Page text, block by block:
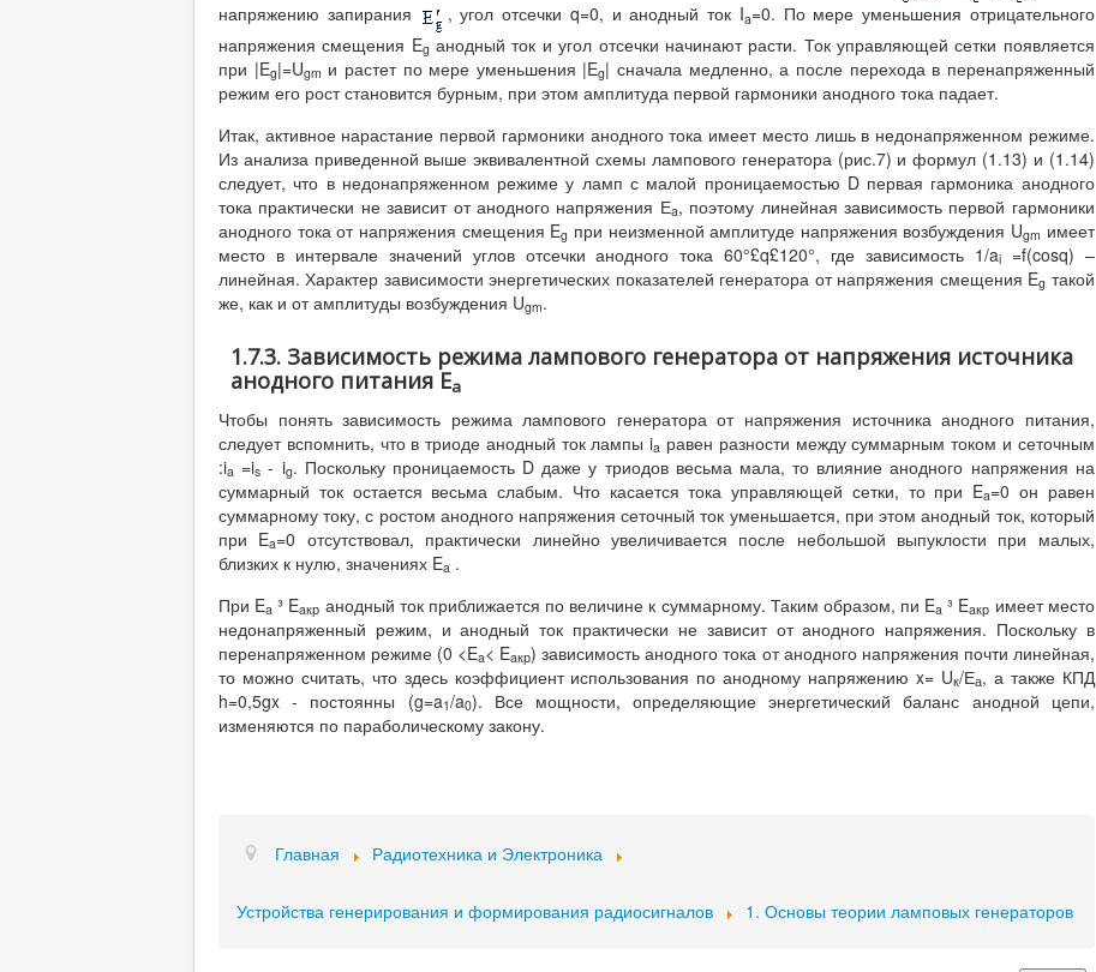
напряжению запирания
, угол отсечки q=0, и анодный ток Ia=0. По мере уменьшения отрицательного
напряжения смещения Egанодный ток и угол отсечки начинают расти. Ток управляющей сетки появляется
при |Eg|=Ugm и растет по мере уменьшения |Eg| сначала медленно, а после перехода в перенапряженный
режим его рост становится бурным, при этом амплитуда первой гармоники анодного тока падает.
Итак, активное нарастание первой гармоники анодного тока имеет место лишь в недонапряженном режиме.
Из анализа приведенной выше эквивалентной схемы лампового генератора (рис.7) и формул (1.13) и (1.14)
следует, что в недонапряженном режиме у ламп с малой проницаемостью D первая гармоника анодного
тока практически не зависит от анодного напряжения Еa, поэтому линейная зависимость первой гармоники
анодного тока от напряжения смещения Eg при неизменной амплитуде напряжения возбуждения Ugm имеет
место в интервале значений углов отсечки анодного тока 60°£q£120°, где зависимость 1/ai=f(cosq) –
линейная. Характер зависимости энергетических показателей генератора от напряжения смещения Eg такой
же, как и от амплитуды возбуждения Ugm.
1.7.3. Зависимость режима лампового генератора от напряжения источника
анодного питания Ea
Чтобы понять зависимость режима лампового генератора от напряжения источника анодного питания,
следует вспомнить, что в триоде анодный ток лампы ia равен разности между суммарным током и сеточным
:ia =is - ig. Поскольку проницаемость D даже у триодов весьма мала, то влияние анодного напряжения на
суммарный ток остается весьма слабым. Что касается тока управляющей сетки, то при Ea=0 он равен
суммарному току, с ростом анодного напряжения сеточный ток уменьшается, при этом анодный ток, который
при Ea=0 отсутствовал, практически линейно увеличивается после небольшой выпуклости при малых,
близких к нулю, значениях Ea .
При Ea ³ Eaкр анодный ток приближается по величине к суммарному. Таким образом, пи Ea ³ Eaкр имеет место
недонапряженный режим, и анодный ток практически не зависит от анодного напряжения. Поскольку в
перенапряженном режиме (0 <Ea< Eaкр) зависимость анодного тока от анодного напряжения почти линейная,
то можно считать, что здесь коэффициент использования по анодному напряжению x= Uк/Еа, а также КПД
h=0,5gx - постоянны (g=a1/a0). Все мощности, определяющие энергетический баланс анодной цепи,
изменяются по параболическому закону.
Главная Радиотехника и Электроника
Устройства генерирования и формирования радиосигналов 1. Основы теории ламповых генераторов